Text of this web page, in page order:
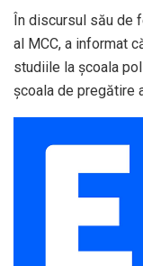
În discursul său de
al MCC, a informat
studiile la şcoala
şcoala de pregătire